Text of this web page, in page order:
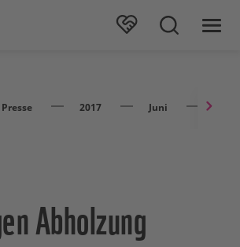
Presse 2017 Juni
Abholzung